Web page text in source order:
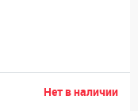
Нет в наличии